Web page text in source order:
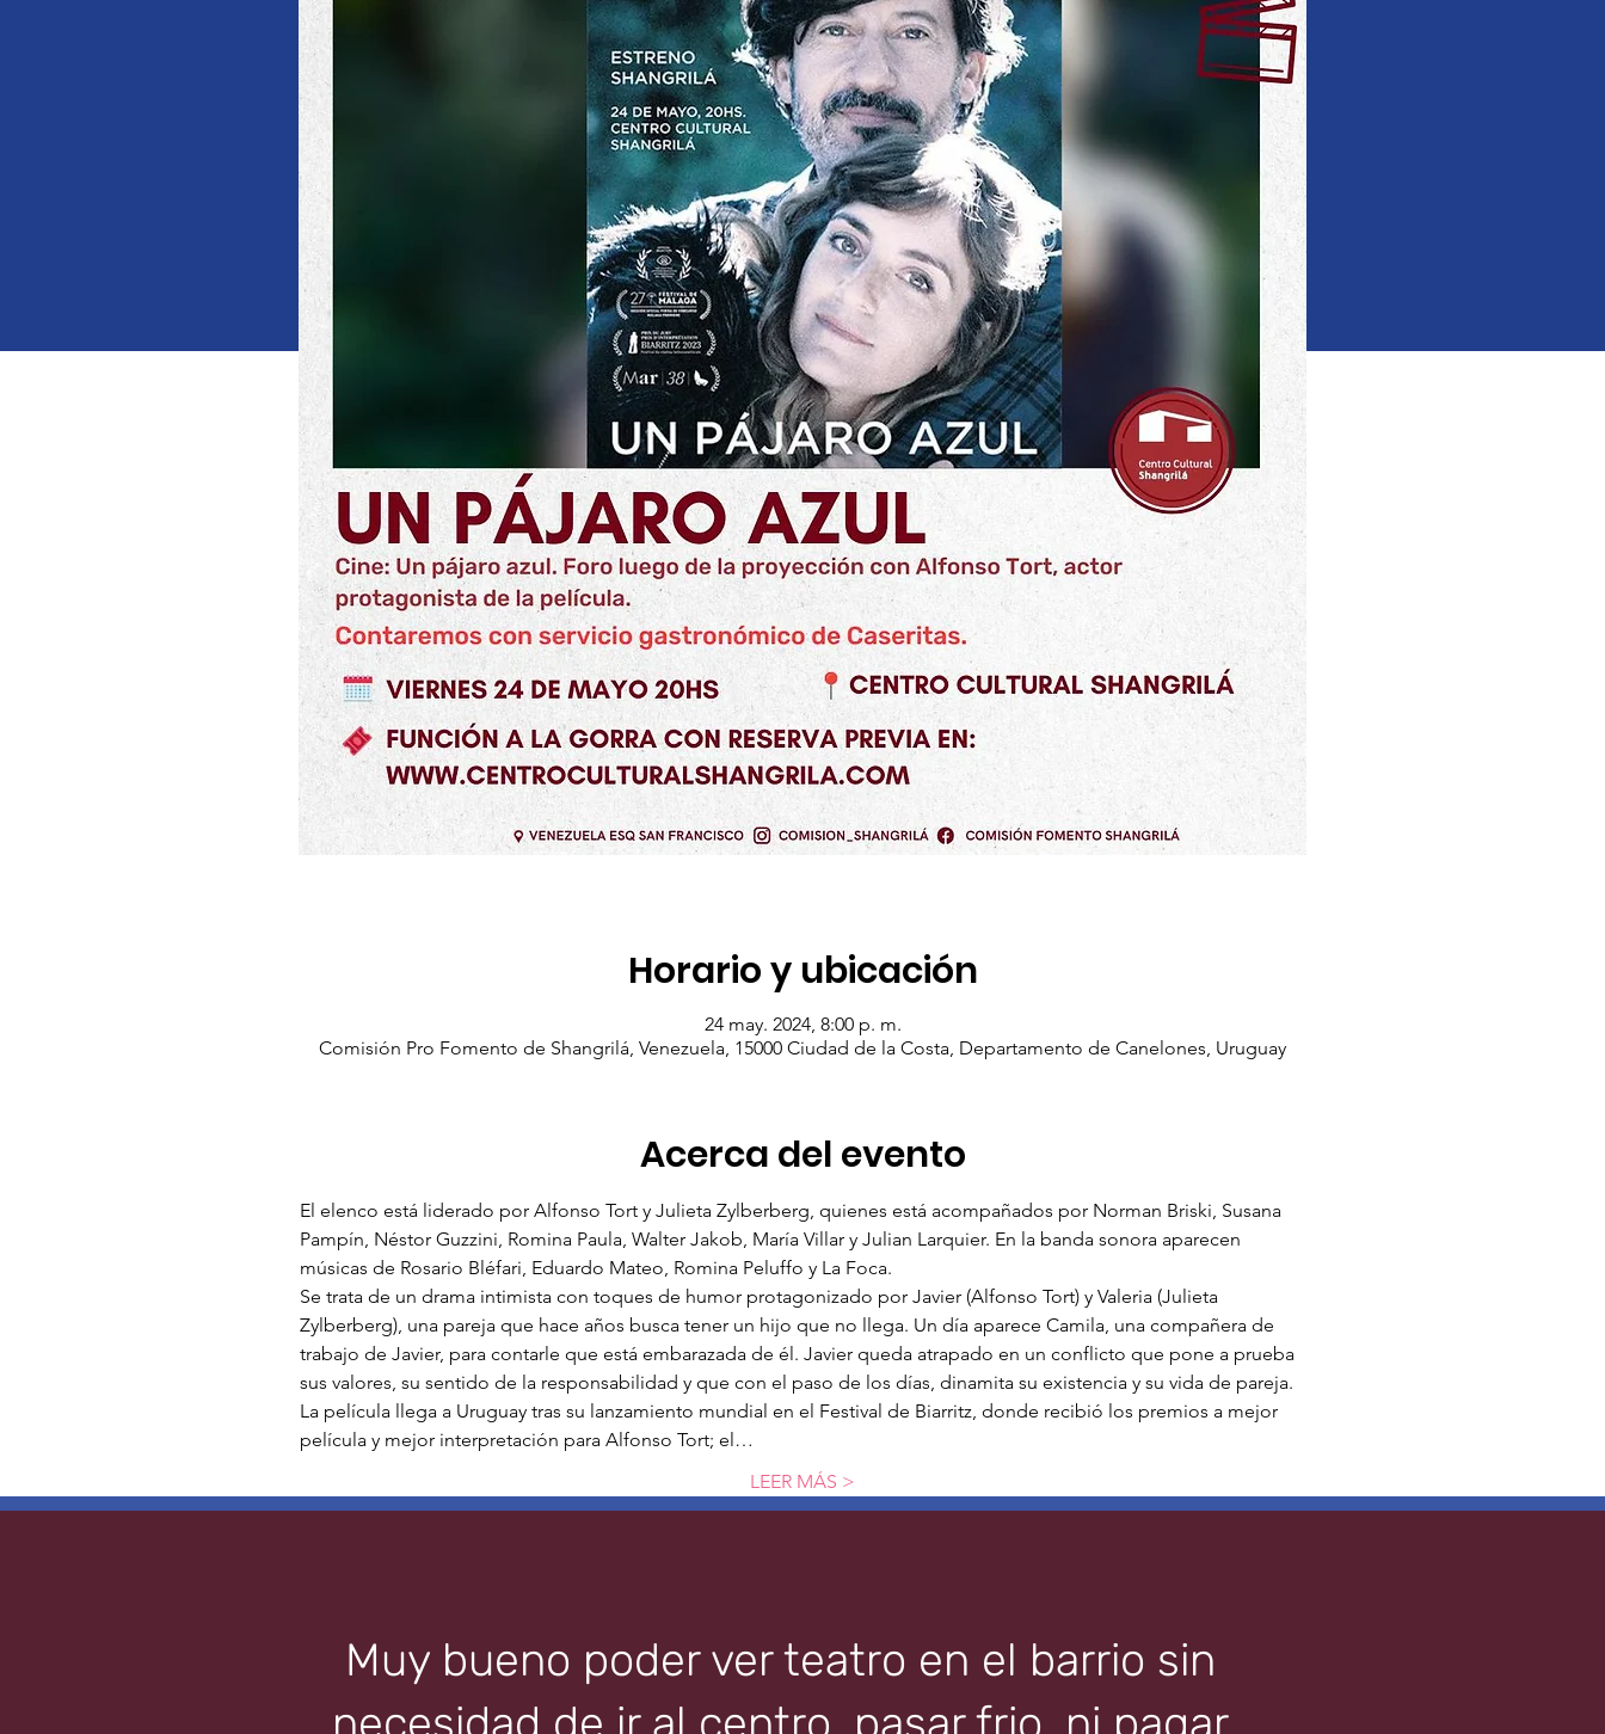
Horario y ubicación
24 may. 2024, 8:00 p. m.
Comisión Pro Fomento de Shangrilá, Venezuela, 15000 Ciudad de la Costa, Departamento de Canelones, Uruguay
Acerca del evento
El elenco está liderado por Alfonso Tort y Julieta Zylberberg, quienes está acompañados por Norman Briski, Susana
Pampín, Néstor Guzzini, Romina Paula, Walter Jakob, María Villar y Julian Larquier. En la banda sonora aparecen
músicas de Rosario Bléfari, Eduardo Mateo, Romina Peluffo y La Foca.
Se trata de un drama intimista con toques de humor protagonizado por Javier (Alfonso Tort) y Valeria (Julieta
Zylberberg), una pareja que hace años busca tener un hijo que no llega. Un día aparece Camila, una compañera de
trabajo de Javier, para contarle que está embarazada de él. Javier queda atrapado en un conflicto que pone a prueba
sus valores, su sentido de la responsabilidad y que con el paso de los días, dinamita su existencia y su vida de pareja.
La película llega a Uruguay tras su lanzamiento mundial en el Festival de Biarritz, donde recibió los premios a mejor
película y mejor interpretación para Alfonso Tort; el…
LEER MÁS >
Muy bueno poder ver teatro en el barrio sin